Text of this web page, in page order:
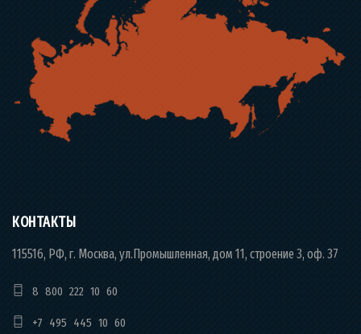
КОНТАКТЫ
115516, РФ, г. Москва, ул.Промышленная, дом 11, строение 3, оф. 37
8 800 222 10 60
+7 495 445 10 60